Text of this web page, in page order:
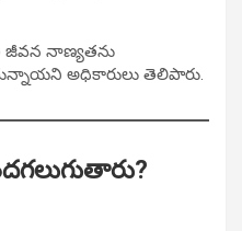
జీవన నాణ్యతను
అధికారులు తెలిపారు.